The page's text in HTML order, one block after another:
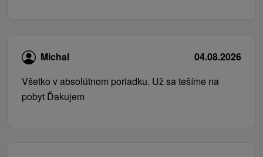
Michal
04.08.2026
Všetko v absolútnom poriadku. Už sa tešíme na
pobyt Ďakujem